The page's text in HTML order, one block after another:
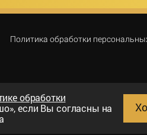
Политика обработки
обработки
если Вы согласны на